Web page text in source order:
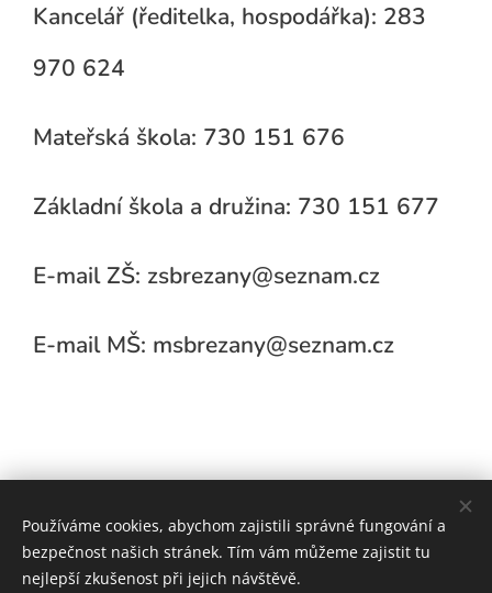
Kancelář (ředitelka, hospodářka): 283
970 624
Mateřská škola: 730 151 676
Základní škola a družina: 730 151 677
E-mail ZŠ: zsbrezany@seznam.cz
E-mail MŠ: msbrezany@seznam.cz
Používáme cookies, abychom zajistili správné fungování a
bezpečnost našich stránek. Tím vám můžeme zajistit tu
nejlepší zkušenost při jejich návštěvě.